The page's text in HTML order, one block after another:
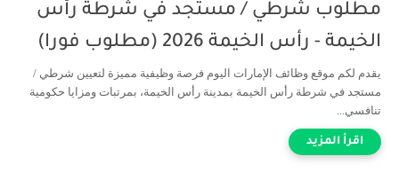
مطلوب شرطي / مستجد في شرطة رأس
الخيمة - رأس الخيمة 2026 (مطلوب فورا)
يقدم لكم موقع وظائف الإمارات اليوم فرصة وظيفية مميزة لتعيين شرطي /
مستجد في شرطة رأس الخيمة بمدينة رأس الخيمة، بمرتبات ومزايا حكومية
تنافسي...